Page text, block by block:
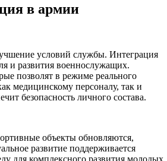
в армии
условий службы. Интеграция
и развития военнослужащих.
позволят в режиме реального
медицинскому персоналу, так и
безопасность личного состава.
объекты обновляются,
развитие поддерживается
для комплексного развития молодых